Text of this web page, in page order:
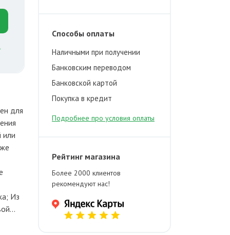
для
или
Из
Способы оплаты
Наличными при получении
Банковским переводом
Банковской картой
Покупка в кредит
Подробнее про условия оплаты
Рейтинг магазина
Более 2000 клиентов
рекомендуют нас!